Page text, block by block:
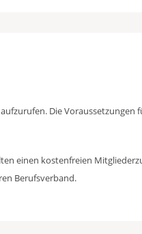
Die Voraussetzungen
einen kostenfreien
Berufsverband.